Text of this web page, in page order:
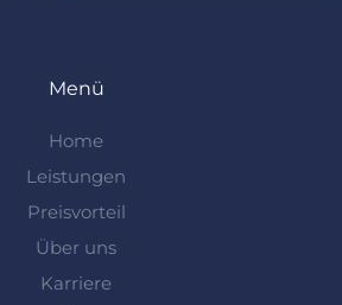
Menü
Home
Leistungen
Preisvorteil
Über uns
Karriere